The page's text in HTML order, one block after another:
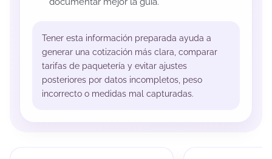
Tener esta información preparada ayuda a
generar una cotización más clara, comparar
tarifas de paquetería y evitar ajustes
posteriores por datos incompletos, peso
incorrecto o medidas mal capturadas.